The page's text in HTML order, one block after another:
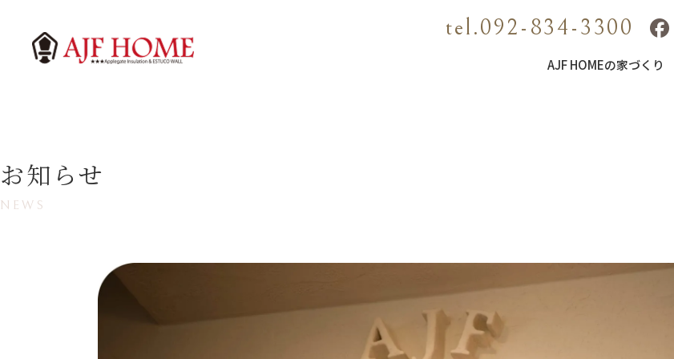
tel.092-834-3300
AJF HOMEの家づくり
お知らせ
NEWS